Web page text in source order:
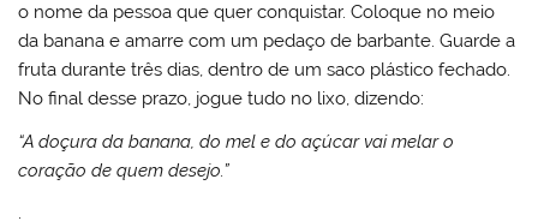
o nome da pessoa que quer conquistar. Coloque no meio
da banana e amarre com um pedaço de barbante. Guarde a
fruta durante três dias, dentro de um saco plástico fechado.
No final desse prazo, jogue tudo no lixo, dizendo:
“A doçura da banana, do mel e do açúcar vai melar o
coração de quem desejo.”
.